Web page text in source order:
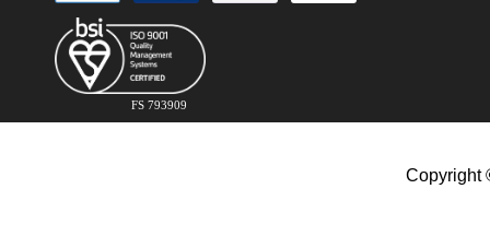
FS 793909
Copyright